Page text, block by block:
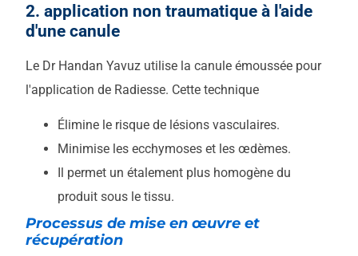
2. application non traumatique à l'aide
d'une canule
Le Dr Handan Yavuz utilise la canule émoussée pour
l'application de Radiesse. Cette technique
Élimine le risque de lésions vasculaires.
Minimise les ecchymoses et les œdèmes.
Il permet un étalement plus homogène du
produit sous le tissu.
Processus de mise en œuvre et
récupération